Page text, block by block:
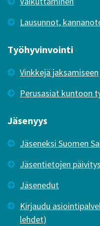
Lausunnot,
Työhyvinvointi
Vinkkejä jaksamiseen
Perusasiat kuntoon
Jäsenyys
Jäseneksi Suomen
Jäsentietojen päivitys
Jäsenedut
Kirjaudu
lehdet)